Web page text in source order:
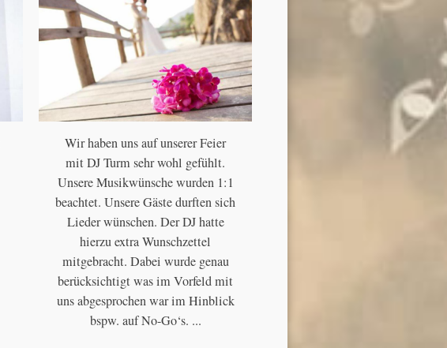
Wir haben uns auf unserer Feier
mit DJ Turm sehr wohl gefühlt.
Unsere Musikwünsche wurden 1:1
beachtet. Unsere Gäste durften sich
Lieder wünschen. Der DJ hatte
hierzu extra Wunschzettel
mitgebracht. Dabei wurde genau
berücksichtigt was im Vorfeld mit
uns abgesprochen war im Hinblick
bspw. auf No-Go‘s. ...